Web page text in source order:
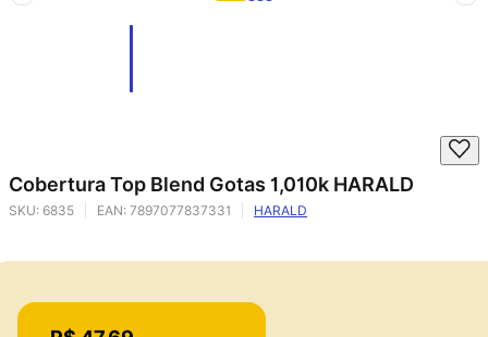
Cobertura Top Blend Gotas 1,010k HARALD
SKU: 6835 EAN: 7897077837331 HARALD